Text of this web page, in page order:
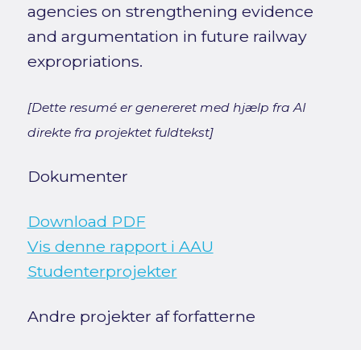
agencies on strengthening evidence
and argumentation in future railway
expropriations.
[Dette resumé er genereret med hjælp fra AI
direkte fra projektet fuldtekst]
Dokumenter
Download PDF
Vis denne rapport i AAU
Studenterprojekter
Andre projekter af forfatterne